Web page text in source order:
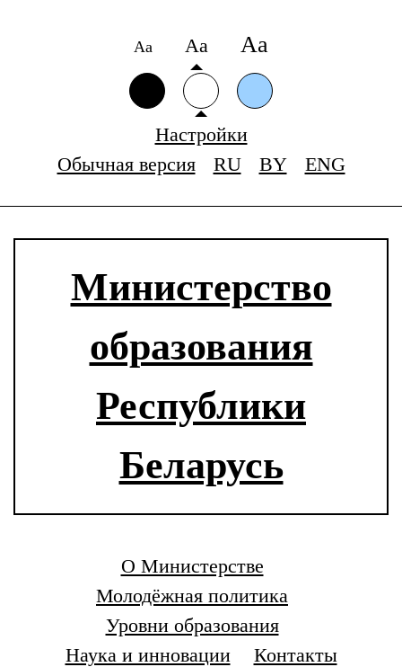
Аа Аа Аа
Настройки
Обычная версия
RU BY ENG
Министерство
образования
Республики
Беларусь
О Министерстве
Молодёжная политика
Уровни образования
Наука и инновации
Контакты